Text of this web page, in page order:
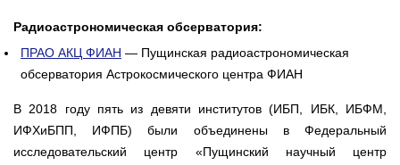
Радиоастрономическая обсерватория:
ПРАО АКЦ ФИАН — Пущинская радиоастрономическая
обсерватория Астрокосмического центра ФИАН
В 2018 году пять из девяти институтов (ИБП, ИБК, ИБФМ,
ИФХиБПП, ИФПБ) были объединены в Федеральный
исследовательский центр «Пущинский научный центр